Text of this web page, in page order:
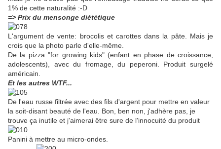
1% de cette naturalité :-D
=> Prix du mensonge diététique
L'argument de vente: brocolis et carottes dans la pâte. Mais je
crois que la photo parle d'elle-même.
De la pizza "for growing kids" (enfant en phase de croissance,
adolescents), avec du fromage, du peperoni. Produit surgelé
américain.
Et les autres WTF...
De l'eau russe filtrée avec des fils d'argent pour mettre en valeur
la soit-disant beauté de l'eau. Bon, ben non, j'adhère pas, je
trouve ça inutile et j'aimerai être sure de l'innocuité du produit
Panini à mettre au micro-ondes.